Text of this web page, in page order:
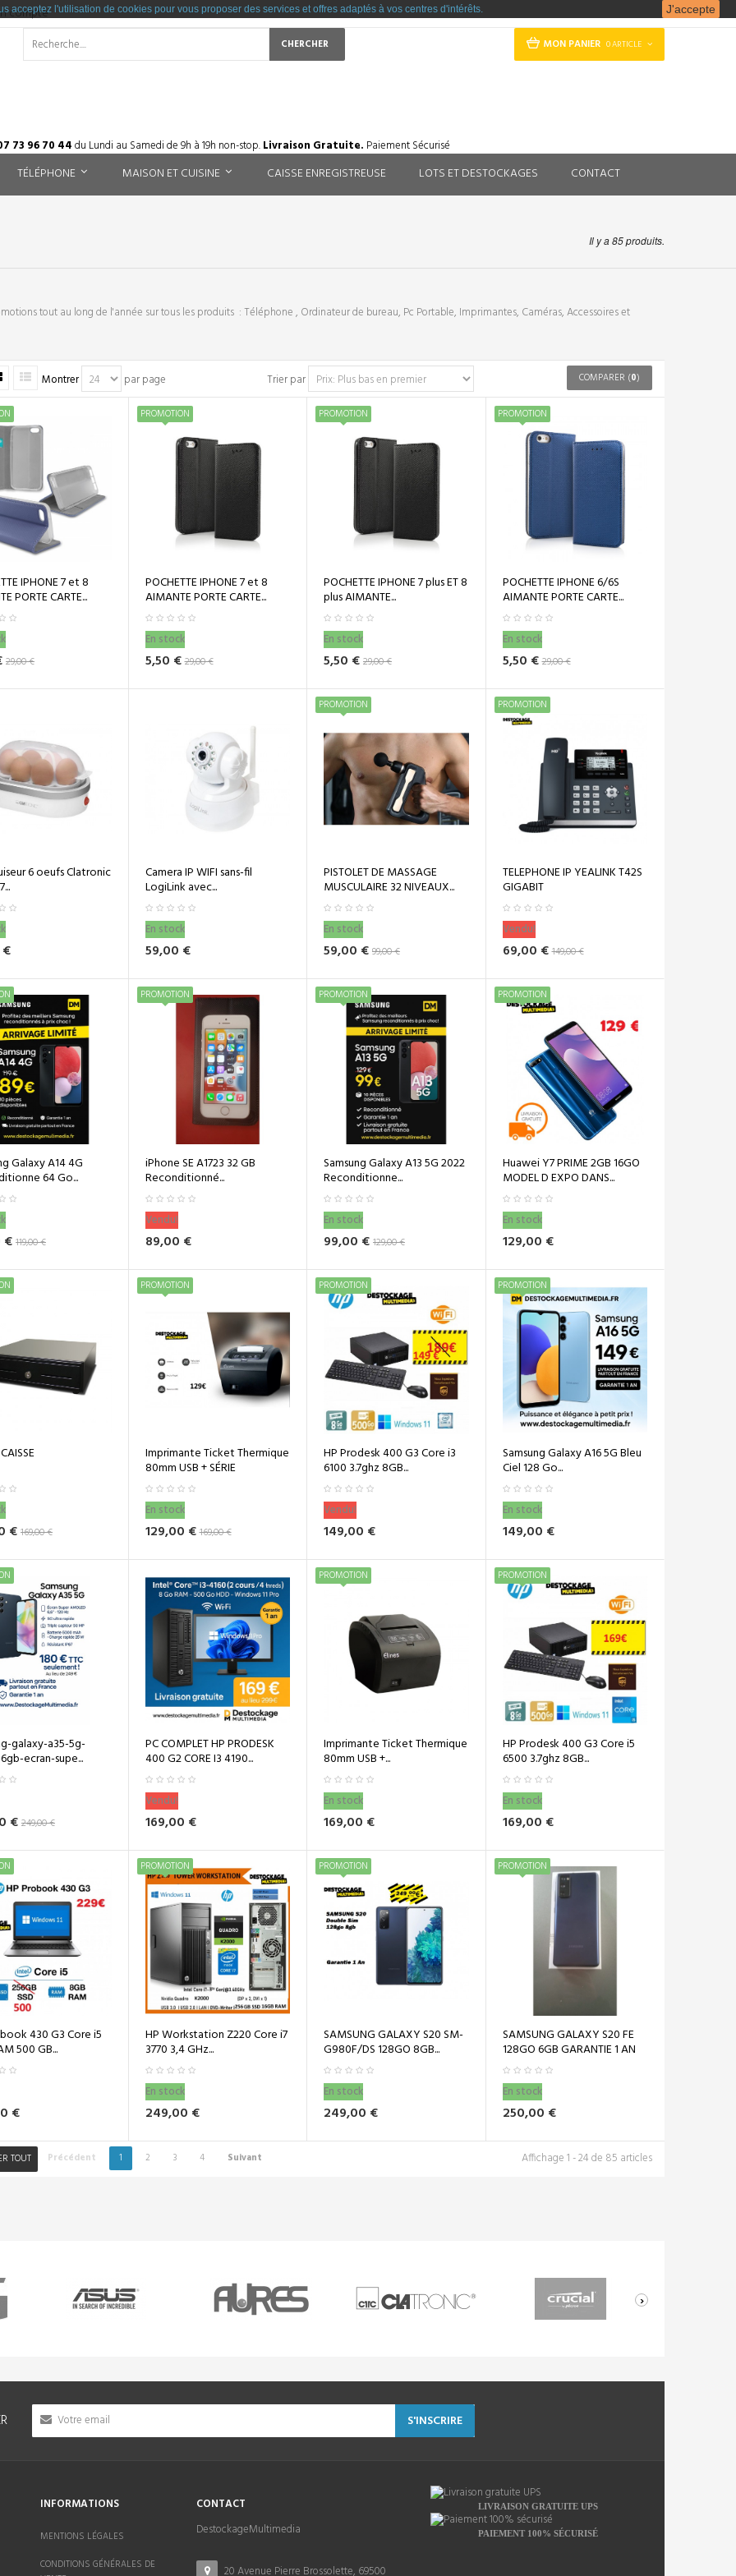
compte
MON PANIER 0 ARTICLE
CHERCHER
73 96 70 44du Lundi au Samedi de 9h à 19h non-stop.Livraison Gratuite. Paiement Sécurisé
TÉLÉPHONE MAISON ET CUISINE CAISSE ENREGISTREUSE LOTS ET DESTOCKAGES CONTACT
Il y a 85 produits.
tout au long de l'année sur tous les produits : Téléphone , Ordinateur de bureau, Pc Portable, Imprimantes, Caméras, Accessoires et
Trier par
Montrer par page COMPARER (0)
IPHONE 7 et 8
PORTE CARTE...
29,00 €
PROMOTION
POCHETTE IPHONE 7 et 8
AIMANTE PORTE CARTE...
En stock
5,50 € 29,00 €
PROMOTION
POCHETTE IPHONE 7 plus ET 8
plus AIMANTE...
En stock
5,50 € 29,00 €
PROMOTION
POCHETTE IPHONE 6/6S
AIMANTE PORTE CARTE...
En stock
5,50 € 29,00 €
6 oeufs Clatronic Camera IP WIFI sans-fil
LogiLink avec...
En stock
59,00 €
PROMOTION
PISTOLET DE MASSAGE
MUSCULAIRE 32 NIVEAUX...
En stock
59,00 € 99,00 €
PROMOTION
TELEPHONE IP YEALINK T42S
GIGABIT
Vendu!
69,00 € 149,00 €
Galaxy A14 4G
64 Go...
€ 119,00 €
PROMOTION
iPhone SE A1723 32 GB
Reconditionné...
Vendu!
89,00 €
PROMOTION
Samsung Galaxy A13 5G 2022
Reconditionne...
En stock
99,00 € 129,00 €
PROMOTION
Huawei Y7 PRIME 2GB 16GO
MODEL D EXPO DANS...
En stock
129,00 €
€ 169,00 €
PROMOTION
Imprimante Ticket Thermique
80mm USB + SÉRIE
En stock
129,00 € 169,00 €
PROMOTION
HP Prodesk 400 G3 Core i3
6100 3.7ghz 8GB...
Vendu!
149,00 €
PROMOTION
Samsung Galaxy A16 5G Bleu
Ciel 128 Go...
En stock
149,00 €
galaxy-a35-5g-
ecran-supe...
€ 249,00 €
PC COMPLET HP PRODESK
400 G2 CORE I3 4190...
Vendu!
169,00 €
PROMOTION
Imprimante Ticket Thermique
80mm USB +...
En stock
169,00 €
PROMOTION
HP Prodesk 400 G3 Core i5
6500 3.7ghz 8GB...
En stock
169,00 €
430 G3 Core i5
500 GB...
€
PROMOTION
HP Workstation Z220 Core i7
3770 3,4 GHz...
En stock
249,00 €
PROMOTION
SAMSUNG GALAXY S20 SM-
G980F/DS 128GO 8GB...
En stock
249,00 €
PROMOTION
SAMSUNG GALAXY S20 FE
128GO 6GB GARANTIE 1 AN
En stock
250,00 €
TOUT Affichage 1 - 24 de 85 articles
Précédent 1 2 3 4 Suivant
›
S'INSCRIRE
INFORMATIONS
MENTIONS LÉGALES
CONDITIONS GÉNÉRALES DE
CONTACT
DestockageMultimedia
20 Avenue Pierre Brossolette, 69500
acceptez l'utilisation de cookies pour vous proposer des services et offres adaptés à vos centres d'intérêts. J'accepte
LIVRAISON GRATUITE UPS
PAIEMENT 100% SÉCURISÉ